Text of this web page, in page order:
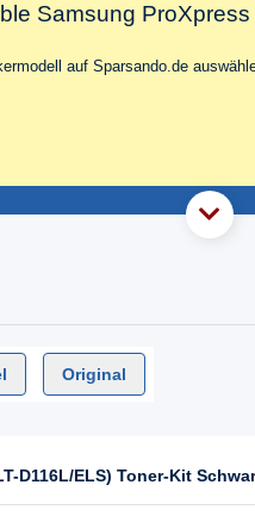
Samsung
auf Sparsando.de
Original
D116L/ELS) Toner-Kit